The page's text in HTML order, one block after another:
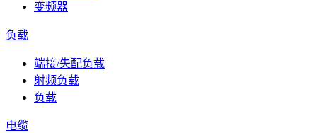
变频器
负载
端接/失配负载
射频负载
负载
电缆